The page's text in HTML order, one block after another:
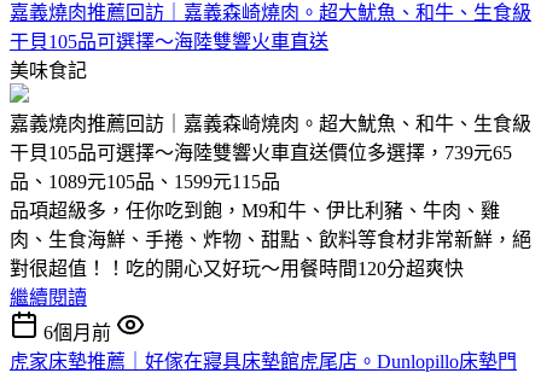
嘉義燒肉推薦回訪｜嘉義森崎燒肉。超大魷魚、和牛、生食級
干貝105品可選擇～海陸雙響火車直送
美味食記
嘉義燒肉推薦回訪｜嘉義森崎燒肉。超大魷魚、和牛、生食級
干貝105品可選擇～海陸雙響火車直送價位多選擇，739元65
品、1089元105品、1599元115品
品項超級多，任你吃到飽，M9和牛、伊比利豬、牛肉、雞
肉、生食海鮮、手捲、炸物、甜點、飲料等食材非常新鮮，絕
對很超值！！吃的開心又好玩～用餐時間120分超爽快
繼續閱讀
6個月前
虎家床墊推薦｜好傢在寢具床墊館虎尾店。Dunlopillo床墊門